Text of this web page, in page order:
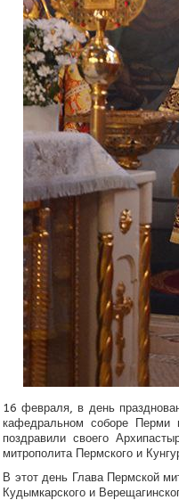
16 февраля, в день
кафедральном соборе Перми
поздравили своего
митрополита Пермского и
В этот день Глава Пермской
Кудымкарского и